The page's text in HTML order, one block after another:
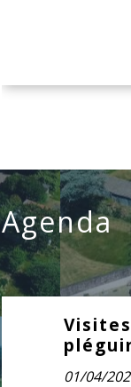
Agenda
Août
01/04/
09:30 à